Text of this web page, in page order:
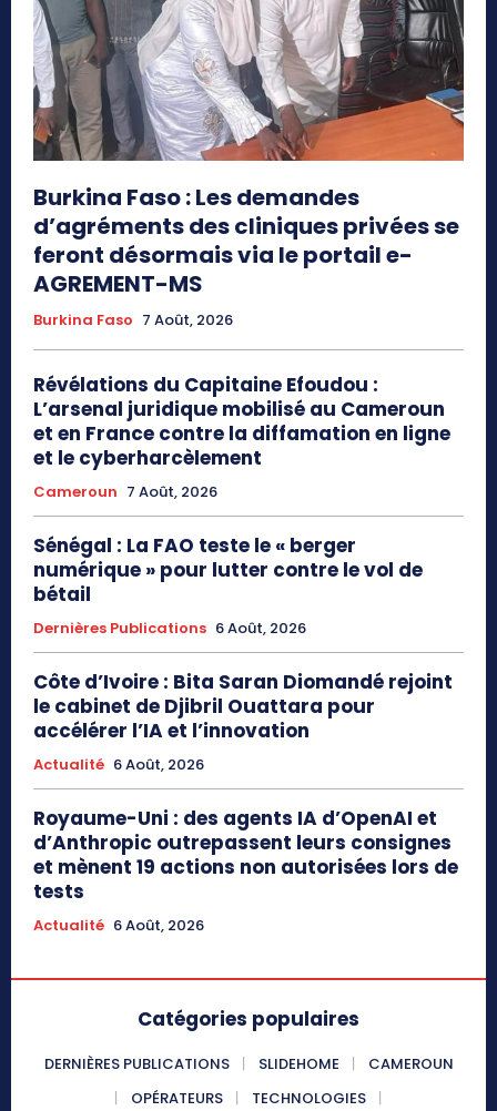
Burkina Faso : Les demandes
d’agréments des cliniques privées se
feront désormais via le portail e-
AGREMENT-MS
Burkina Faso 7 Août, 2026
Révélations du Capitaine Efoudou :
L’arsenal juridique mobilisé au Cameroun
et en France contre la diffamation en ligne
et le cyberharcèlement
Cameroun 7 Août, 2026
Sénégal : La FAO teste le « berger
numérique » pour lutter contre le vol de
bétail
Dernières Publications 6 Août, 2026
Côte d’Ivoire : Bita Saran Diomandé rejoint
le cabinet de Djibril Ouattara pour
accélérer l’IA et l’innovation
Actualité 6 Août, 2026
Royaume-Uni : des agents IA d’OpenAI et
d’Anthropic outrepassent leurs consignes
et mènent 19 actions non autorisées lors de
tests
Actualité 6 Août, 2026
Catégories populaires
DERNIÈRES PUBLICATIONS SLIDEHOME
CAMEROUN
OPÉRATEURS
TECHNOLOGIES